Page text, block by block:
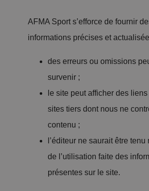
AFMA Sport s’efforce de fournir
informations précises et
des erreurs ou omissions
survenir ;
le site peut afficher des
sites tiers dont nous ne
contenu ;
l’éditeur ne saurait être
de l’utilisation faite des
présentes sur le site.